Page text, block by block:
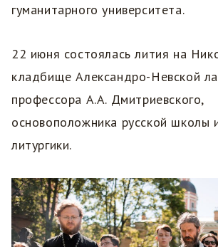
гуманитарного университета.
22 июня состоялась лития на
кладбище Александро-Невской
профессора А.А. Дмитриевского,
основоположника русской школы
литургики.